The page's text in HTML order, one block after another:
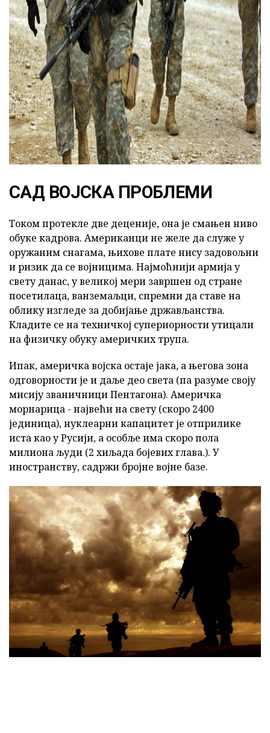
ad
САД ВОЈСКА ПРОБЛЕМИ
Током протекле две деценије, она је смањен ниво
обуке кадрова. Американци не желе да служе у
оружаним снагама, њихове плате нису задовољни
и ризик да се војницима. Најмоћнији армија у
свету данас, у великој мери завршен од стране
посетилаца, ванземаљци, спремни да ставе на
облику изгледе за добијање држављанства.
Кладите се на техничкој супериорности утицали
на физичку обуку америчких трупа.
Ипак, америчка војска остаје јака, а његова зона
одговорности је и даље део света (па разуме своју
мисију званичници Пентагона). Америчка
морнарица - највећи на свету (скоро 2400
јединица), нуклеарни капацитет је отприлике
иста као у Русији, а особље има скоро пола
милиона људи (2 хиљада бојевих глава.). У
иностранству, садржи бројне војне базе.